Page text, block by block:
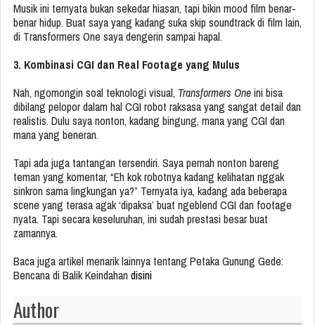
Musik ini ternyata bukan sekedar hiasan, tapi bikin mood film benar-
benar hidup. Buat saya yang kadang suka skip soundtrack di film lain,
di Transformers One saya dengerin sampai hapal.
3. Kombinasi CGI dan Real Footage yang Mulus
Nah, ngomongin soal teknologi visual, Transformers Oneini bisa
dibilang pelopor dalam hal CGI robot raksasa yang sangat detail dan
realistis. Dulu saya nonton, kadang bingung, mana yang CGI dan
mana yang beneran.
Tapi ada juga tantangan tersendiri. Saya pernah nonton bareng
teman yang komentar, “Eh kok robotnya kadang kelihatan nggak
sinkron sama lingkungan ya?” Ternyata iya, kadang ada beberapa
scene yang terasa agak ‘dipaksa’ buat ngeblend CGI dan footage
nyata. Tapi secara keseluruhan, ini sudah prestasi besar buat
zamannya.
Baca juga artikel menarik lainnya tentang Petaka Gunung Gede:
Bencana di Balik Keindahan disini
Author